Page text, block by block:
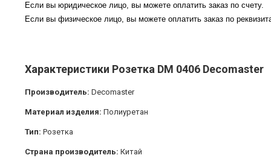
Если вы юридическое лицо, вы можете оплатить заказ по счету.
Если вы физическое лицо, вы можете оплатить заказ по
Характеристики Розетка DM 0406 Decomaster
Производитель: Decomaster
Материал изделия: Полиуретан
Тип: Розетка
Страна производитель: Китай